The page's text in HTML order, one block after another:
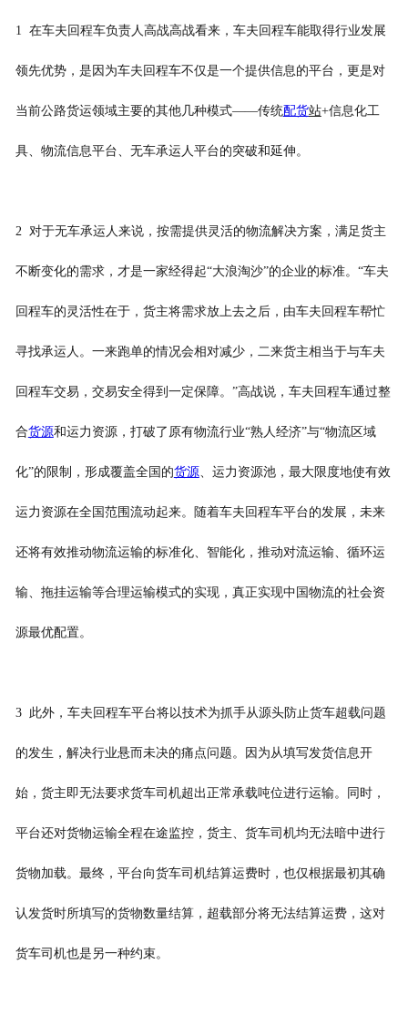
1 在车夫回程车负责人高战高战看来，车夫回程车能取得行业发展
领先优势，是因为车夫回程车不仅是一个提供信息的平台，更是对
当前公路货运领域主要的其他几种模式——传统配货站+信息化工
具、物流信息平台、无车承运人平台的突破和延伸。
2 对于无车承运人来说，按需提供灵活的物流解决方案，满足货主
不断变化的需求，才是一家经得起“大浪淘沙”的企业的标准。“车夫
回程车的灵活性在于，货主将需求放上去之后，由车夫回程车帮忙
寻找承运人。一来跑单的情况会相对减少，二来货主相当于与车夫
回程车交易，交易安全得到一定保障。”高战说，车夫回程车通过整
合货源和运力资源，打破了原有物流行业“熟人经济”与“物流区域
化”的限制，形成覆盖全国的货源、运力资源池，最大限度地使有效
运力资源在全国范围流动起来。随着车夫回程车平台的发展，未来
还将有效推动物流运输的标准化、智能化，推动对流运输、循环运
输、拖挂运输等合理运输模式的实现，真正实现中国物流的社会资
源最优配置。
3 此外，车夫回程车平台将以技术为抓手从源头防止货车超载问题
的发生，解决行业悬而未决的痛点问题。因为从填写发货信息开
始，货主即无法要求货车司机超出正常承载吨位进行运输。同时，
平台还对货物运输全程在途监控，货主、货车司机均无法暗中进行
货物加载。最终，平台向货车司机结算运费时，也仅根据最初其确
认发货时所填写的货物数量结算，超载部分将无法结算运费，这对
货车司机也是另一种约束。